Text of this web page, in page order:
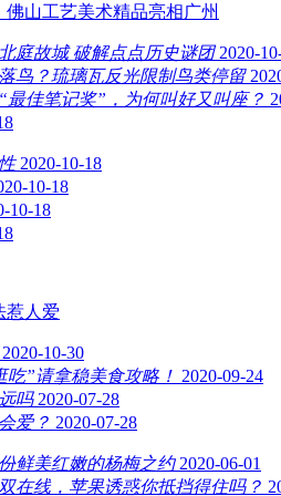
山工艺美术精品亮相广州
庭故城 破解点点历史谜团 2020-
鸟？琉璃瓦反光限制鸟类停留
最佳笔记奖”，为何叫好又叫座？
2020-10-18
10-18
10-18
惹人爱
2020-10-30
”请拿稳美食攻略！ 2020-09-24
吗 2020-07-28
爱？ 2020-07-28
鲜美红嫩的杨梅之约 2020-06-01
在线，苹果诱惑你抵挡得住吗？